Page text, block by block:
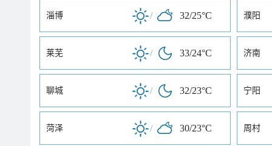
淄博 / 32/25°C 濮阳
莱芜 / 33/24°C 济南
聊城 / 32/23°C 宁阳
菏泽 / 30/23°C 周村